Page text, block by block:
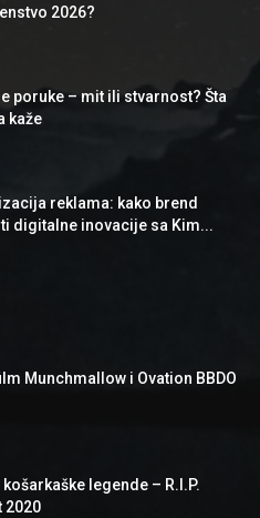
2026?
poruke – mit ili stvarnost? Šta
kaže
reklama: kako brend
digitalne inovacije sa Kim...
Munchmallow i Ovation BBDO
legende – R.I.P.
2020